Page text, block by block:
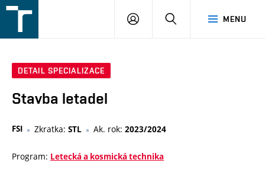
v
MENU
PŘIHLÁŠENÍ
DETAIL SPECIALIZACE
Stavba letadel
FSI Zkratka: STL Ak. rok: 2023/2024
Program: Letecká a kosmická technika